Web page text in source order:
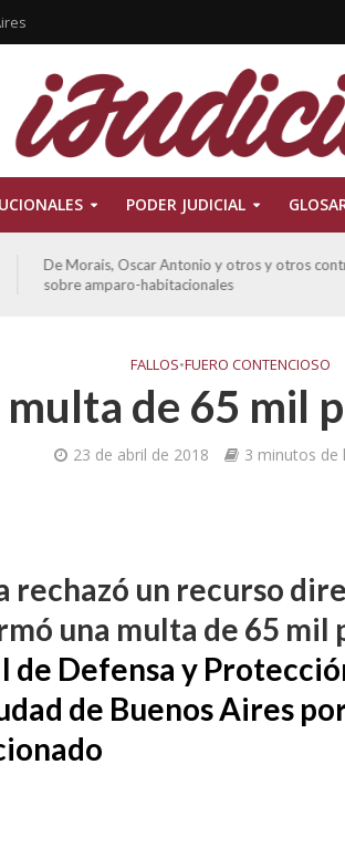
PODER JUDICIAL
De Morais, Oscar Antonio y otros y otros
sobre amparo-habitacionales
FALLOS•FUERO CONTENCIOSO
de 65 mil
23 de abril de 2018 3 minutos de
rechazó un recurso
una multa de 65 mil
de Defensa y
de Buenos Aires